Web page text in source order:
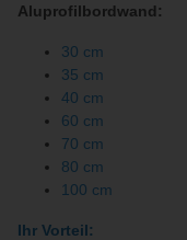
Aluprofilbordwand:
30 cm
35 cm
40 cm
60 cm
70 cm
80 cm
100 cm
Ihr Vorteil: